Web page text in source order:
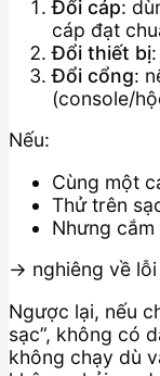
Đổi cáp:
cáp đạt
Đổi thiết bị
Đổi cổng:
(console/
Nếu:
Cùng một
Thử trên
Nhưng cắm
→ nghiêng về
Ngược lại, nếu
sạc”, không có
không chạy dù